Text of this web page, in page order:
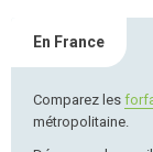
En France
Comparez les
métropolitaine.